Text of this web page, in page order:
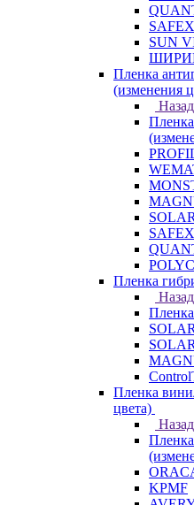
SAFEX
SUN
Пленка
(изменения
Назад
SAFEX
Пленка
Назад
Пленка
цвета)
Назад
KPMF